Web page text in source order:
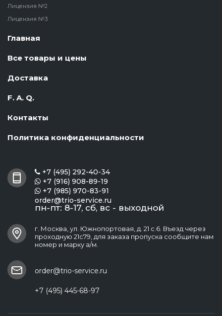
Лицензия №2
Лицензия №3
Главная
Все товары и цены
Доставка
F. A. Q.
Контакты
Политика конфиденциальности
 +7 (495) 292-40-34
 +7 (916) 908-89-19
 +7 (985) 970-83-91
order@trio-service.ru
пн-пт: 8-17, сб, вс - выходной
г. Москва, ул. Южнопортовая, д. 21 с.6. Въезд через
проходную 21с79, для заказа пропуска сообщите нам
номер и марку а/м.
order@trio-service.ru
+7 (495) 445-68-97